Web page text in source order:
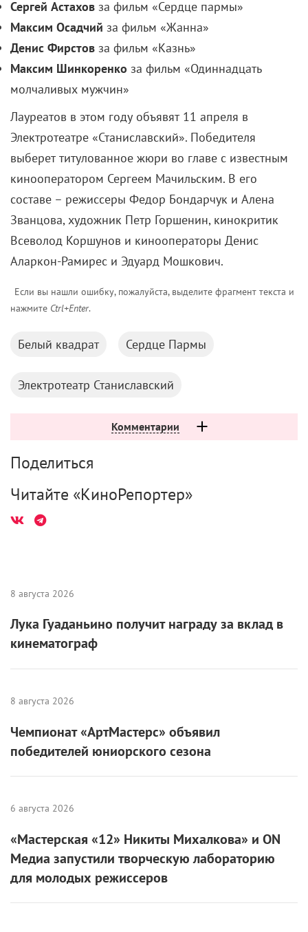
Сергей Астахов за фильм «Сердце пармы»
Максим Осадчий за фильм «Жанна»
Денис Фирстов за фильм «Казнь»
Максим Шинкоренко за фильм «Одиннадцать
молчаливых мужчин»
Лауреатов в этом году объявят 11 апреля в
Электротеатре «Станиславский». Победителя
выберет титулованное жюри во главе с известным
кинооператором Сергеем Мачильским. В его
составе – режиссеры Федор Бондарчук и Алена
Званцова, художник Петр Горшенин, кинокритик
Всеволод Коршунов и кинооператоры Денис
Аларкон-Рамирес и Эдуард Мошкович.
Если вы нашли ошибку, пожалуйста, выделите фрагмент текста и
нажмите Ctrl+Enter.
Белый квадрат Сердце Пармы
Электротеатр Станиславский
Комментарии
Поделиться
Читайте «КиноРепортер»
8 августа 2026
Лука Гуаданьино получит награду за вклад в
кинематограф
8 августа 2026
Чемпионат «АртМастерс» объявил
победителей юниорского сезона
6 августа 2026
«Мастерская «12» Никиты Михалкова» и ON
Медиа запустили творческую лабораторию
для молодых режиссеров